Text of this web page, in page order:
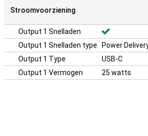
Stroomvoorziening
Output 1 Snelladen
Output 1 Snelladen type
Power
Output 1 Type
USB-C
Output 1 Vermogen
25 watts